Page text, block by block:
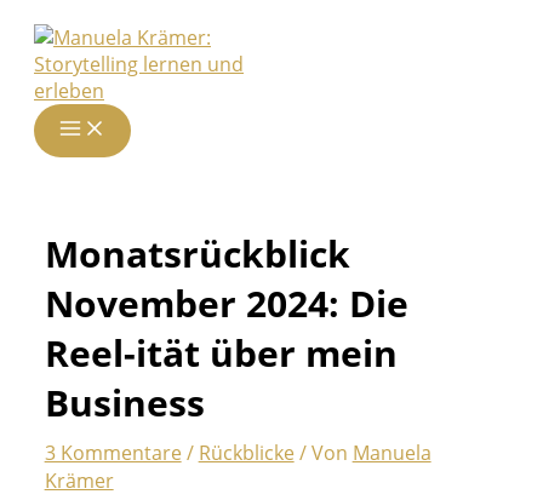
Zum
Inhalt
springen
Monatsrückblick
November 2024: Die
Reel-ität über mein
Business
3 Kommentare/ Rückblicke/ Von Manuela
Krämer